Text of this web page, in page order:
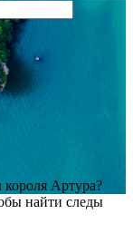
Артура?
найти следы